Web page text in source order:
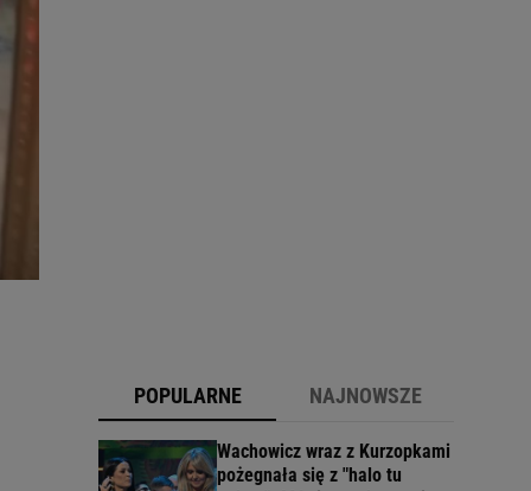
POPULARNE NAJNOWSZE
Wachowicz wraz z Kurzopkami
pożegnała się z "halo tu